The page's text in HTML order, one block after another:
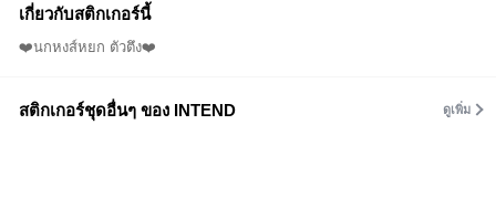
เกี่ยวกับสติกเกอร์นี้
❤️นกหงส์หยก ตัวตึง❤️
สติกเกอร์ชุดอื่นๆ ของ INTEND ดูเพิ่ม